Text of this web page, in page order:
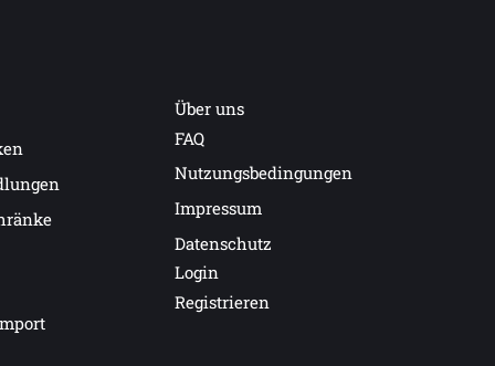
Über uns
FAQ
Nutzungsbedingungen
Impressum
Datenschutz
Login
Registrieren